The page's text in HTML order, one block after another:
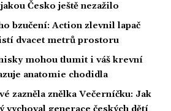
Česko ještě nezažilo
bzučení: Action zlevnil lapač
dvacet metrů prostoru
mohou tlumit i váš krevní
anatomie chodidla
zazněla znělka Večerníčku: Jak